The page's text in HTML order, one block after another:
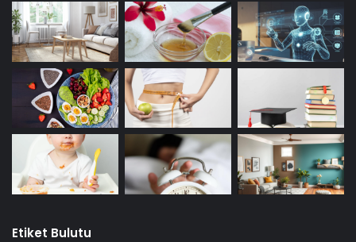
Etiket Bulutu